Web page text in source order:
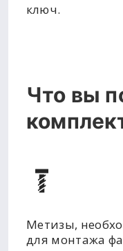
ключ.
Что вы
Метизы,
для монтажа